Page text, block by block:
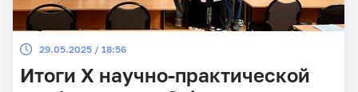
29.05.2025 / 18:56
Итоги X научно-практической